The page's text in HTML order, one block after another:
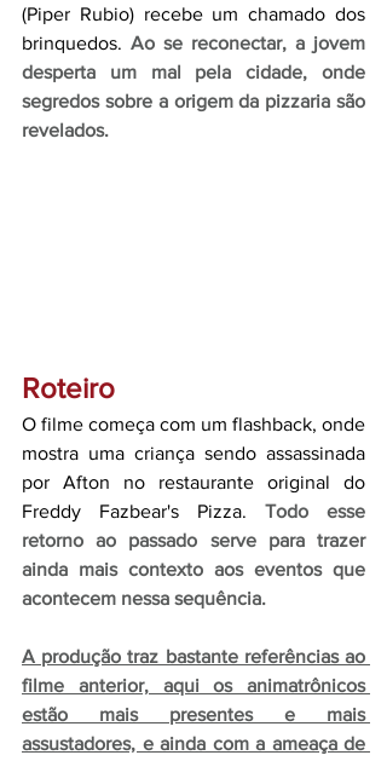
(Piper Rubio) recebe um chamado dos
brinquedos. Ao se reconectar, a jovem
desperta um mal pela cidade, onde
segredos sobre a origem da pizzaria são
revelados.
Roteiro
O filme começa com um flashback, onde
mostra uma criança sendo assassinada
por Afton no restaurante original do
Freddy Fazbear's Pizza. Todo esse
retorno ao passado serve para trazer
ainda mais contexto aos eventos que
acontecem nessa sequência.
A produção traz bastante referências ao
filme anterior, aqui os animatrônicos
estão mais presentes e mais
assustadores, e ainda com a ameaça de